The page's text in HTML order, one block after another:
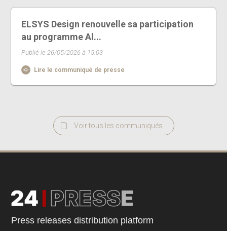
ELSYS Design renouvelle sa participation
au programme Al...
Publié le 26/05/2026 à 15:03
Lire le communiqué de presse
Voir tous les communiqués
Press releases distribution platform